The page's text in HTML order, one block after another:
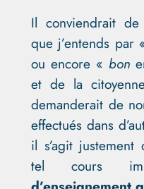
Il conviendrait
que j’entends par
ou encore « bon
et de la
demanderait de
effectués dans
il s’agit
tel cours